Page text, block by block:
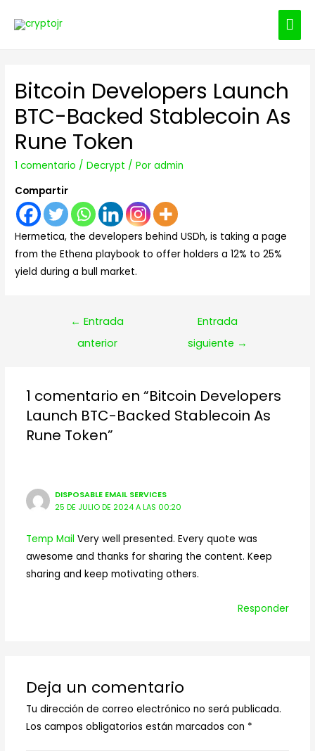
Bitcoin Developers Launch
BTC-Backed Stablecoin As
Rune Token
1 comentario /Decrypt / Poradmin
Compartir
Hermetica, the developers behind USDh, is taking a page
from the Ethena playbook to offer holders a 12% to 25%
yield during a bull market.
Navegación
← Entrada
anterior
Entrada
siguiente →
1 comentario en “Bitcoin Developers
Launch BTC-Backed Stablecoin As
Rune Token”
DISPOSABLE EMAIL SERVICES
25 DE JULIO DE 2024 A LAS 00:20
Temp Mail Very well presented. Every quote was
awesome and thanks for sharing the content. Keep
sharing and keep motivating others.
Responder
Deja un comentario
Tu dirección de correo electrónico no será publicada.
Los campos obligatorios están marcados con *